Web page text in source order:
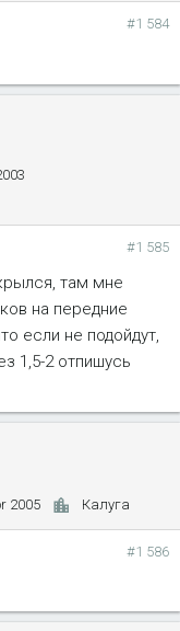
#1 584
#1 585
там мне
на передние
если не подойдут,
1,5-2 отпишусь
2005 Калуга
#1 586